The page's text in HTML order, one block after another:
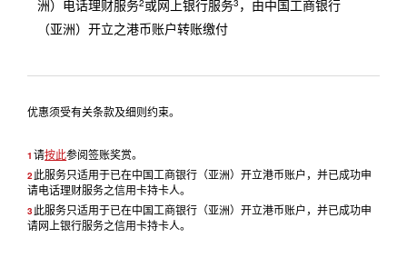
洲）电话理财服务2或网上银行服务3 ，由中国工商银行
（亚洲）开立之港币账户转账缴付
优惠须受有关条款及细则约束。
1 请按此参阅签账奖赏。
2此服务只适用于已在中国工商银行（亚洲）开立港币账户，并已成功申
请电话理财服务之信用卡持卡人。
3 此服务只适用于已在中国工商银行（亚洲）开立港币账户，并已成功申
请网上银行服务之信用卡持卡人。